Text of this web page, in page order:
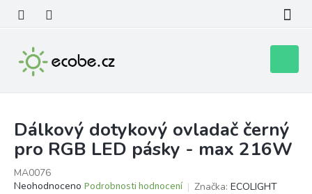
obsah
košík
Dálkový dotykový ovladač černý
pro RGB LED pásky - max 216W
MA0076
Průměrné
Neohodnoceno Podrobnosti hodnocení Značka: ECOLIGHT